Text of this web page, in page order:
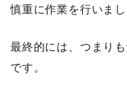
慎重に作業を行いまし
最終的には、つまり
です。